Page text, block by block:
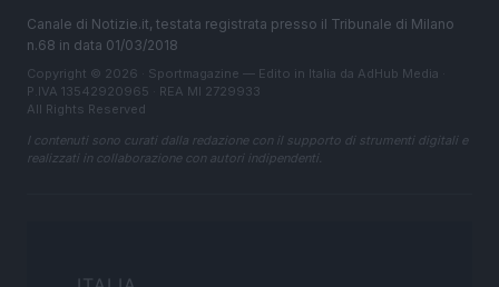
Canale di Notizie.it, testata registrata presso il Tribunale di Milano
n.68 in data 01/03/2018
Copyright © 2026 · Sportmagazine — Edito in Italia da AdHub Media
P.IVA 13542920965 · REA MI 2729933
All Rights Reserved
I contenuti sono curati dalla redazione con il supporto di strumenti digitali e
realizzati in collaborazione con autori indipendenti.